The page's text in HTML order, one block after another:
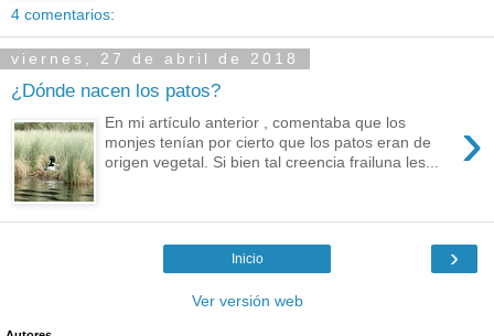
4 comentarios:
viernes, 27 de abril de 2018
¿Dónde nacen los patos?
›
En mi artículo anterior , comentaba que los
monjes tenían por cierto que los patos eran de
origen vegetal. Si bien tal creencia frailuna les...
›
Inicio
Ver versión web